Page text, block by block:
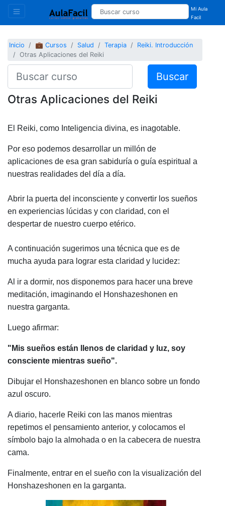
Mi Aula
Facil
Inicio 💼 Cursos Salud Terapia
Reiki. Introducción
Otras Aplicaciones del Reiki
Buscar
Otras Aplicaciones del Reiki
El Reiki, como Inteligencia divina, es inagotable.
Por eso podemos desarrollar un millón de
aplicaciones de esa gran sabiduría o guía espiritual a
nuestras realidades del día a día.
Abrir la puerta del inconsciente y convertir los sueños
en experiencias lúcidas y con claridad, con el
despertar de nuestro cuerpo etérico.
A continuación sugerimos una técnica que es de
mucha ayuda para lograr esta claridad y lucidez:
Al ir a dormir, nos disponemos para hacer una breve
meditación, imaginando el Honshazeshonen en
nuestra garganta.
Luego afirmar:
"Mis sueños están llenos de claridad y luz, soy
consciente mientras sueño".
Dibujar el Honshazeshonen en blanco sobre un fondo
azul oscuro.
A diario, hacerle Reiki con las manos mientras
repetimos el pensamiento anterior, y colocamos el
símbolo bajo la almohada o en la cabecera de nuestra
cama.
Finalmente, entrar en el sueño con la visualización del
Honshazeshonen en la garganta.